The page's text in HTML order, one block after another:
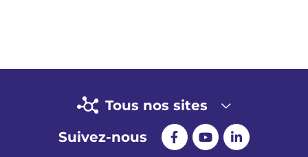
Tous nos sites
Suivez-nous